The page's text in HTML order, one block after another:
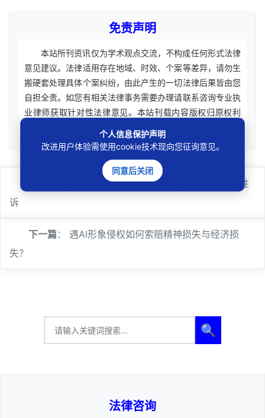
免责声明
本站所刊资讯仅为学术观点交流，不构成任何形式法律
意见建议。法律适用存在地域、时效、个案等差异，请勿生
搬硬套处理具体个案纠纷，由此产生的一切法律后果皆由您
自担全责。如您有相关法律事务需要办理请联系咨询专业执
业律师获取针对性法律意见。本站刊载内容版权归原权利
平台自营吉他开裂拒担责，法院判消费者胜
诉
下一篇： 遇AI形象侵权如何索赔精神损失与经济损
失？
🔍
法律咨询
个人信息保护声明
改进用户体验需使用cookie技术现向您征询意见。
同意后关闭